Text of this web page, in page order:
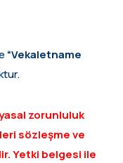
“Vekaletname
zorunluluk
sözleşme ve
Yetki belgesi ile